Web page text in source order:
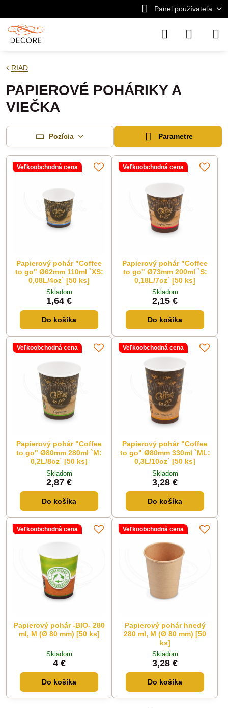
Panel používateľa
RIAD
PAPIEROVÉ POHÁRIKY A
VIEČKA
Pozícia Parametre
Veľkoobchodná cena
Papierový pohár "Coffee
to go" Ø62mm 110ml `XS:
0,08L/4oz` [50 ks]
Skladom
1,64 €
Do košíka
Veľkoobchodná cena
Papierový pohár "Coffee
to go" Ø73mm 200ml `S:
0,18L/7oz` [50 ks]
Skladom
2,15 €
Do košíka
Veľkoobchodná cena
Papierový pohár "Coffee
to go" Ø80mm 280ml `M:
0,2L/8oz` [50 ks]
Skladom
2,87 €
Do košíka
Veľkoobchodná cena
Papierový pohár "Coffee
to go" Ø80mm 330ml `ML:
0,3L/10oz` [50 ks]
Skladom
3,28 €
Do košíka
Veľkoobchodná cena
Papierový pohár -BIO- 280
ml, M (Ø 80 mm) [50 ks]
Skladom
4 €
Do košíka
Veľkoobchodná cena
Papierový pohár hnedý
280 ml, M (Ø 80 mm) [50
ks]
Skladom
3,28 €
Do košíka